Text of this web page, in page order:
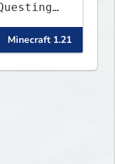
Minecraft 1.21